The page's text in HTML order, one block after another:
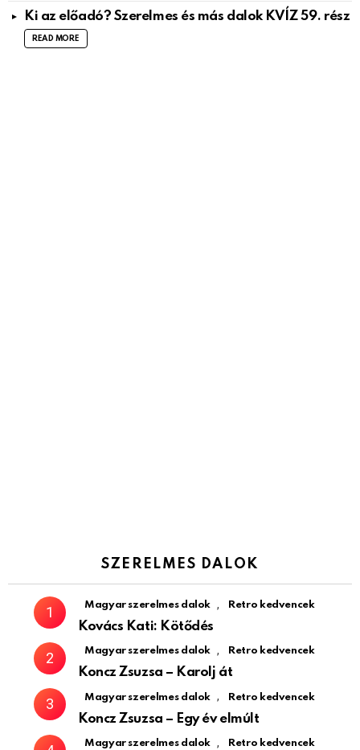
Ki az előadó? Szerelmes és más dalok KVÍZ 59. rész
READ MORE
SZERELMES DALOK
Magyar szerelmes dalok , Retro kedvencek
Kovács Kati: Kötődés
Magyar szerelmes dalok , Retro kedvencek
Koncz Zsuzsa – Karolj át
Magyar szerelmes dalok , Retro kedvencek
Koncz Zsuzsa – Egy év elmúlt
Magyar szerelmes dalok , Retro kedvencek